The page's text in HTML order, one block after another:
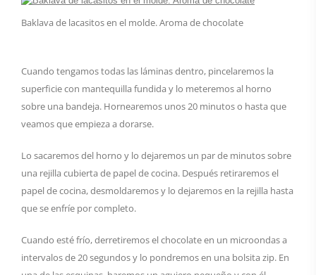
Baklava de lacasitos en el molde. Aroma de chocolate
Cuando tengamos todas las láminas dentro, pincelaremos la
superficie con mantequilla fundida y lo meteremos al horno
sobre una bandeja. Hornearemos unos 20 minutos o hasta que
veamos que empieza a dorarse.
Lo sacaremos del horno y lo dejaremos un par de minutos sobre
una rejilla cubierta de papel de cocina. Después retiraremos el
papel de cocina, desmoldaremos y lo dejaremos en la rejilla hasta
que se enfríe por completo.
Cuando esté frío, derretiremos el chocolate en un microondas a
intervalos de 20 segundos y lo pondremos en una bolsita zip. En